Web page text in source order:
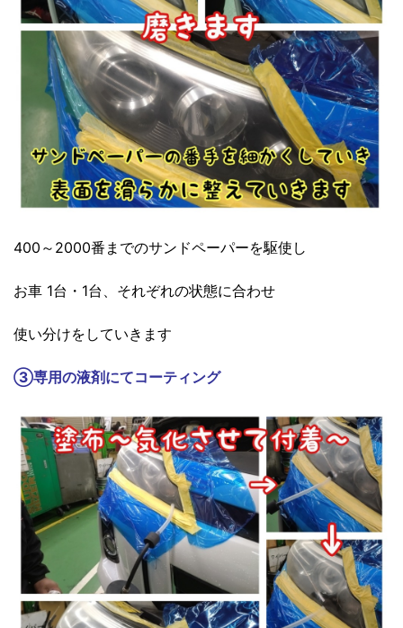
400～2000番までのサンドペーパーを駆使し
お車 1台・1台、それぞれの状態に合わせ
使い分けをしていきます
③専用の液剤にてコーティング